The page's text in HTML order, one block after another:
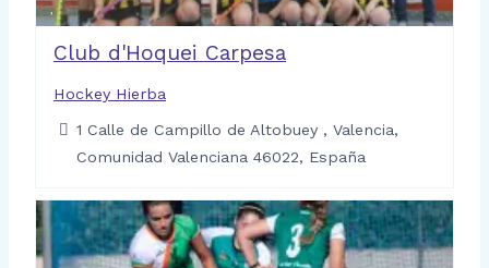
Club d'Hoquei Carpesa
Hockey Hierba
1 Calle de Campillo de Altobuey , Valencia,
Comunidad Valenciana 46022, España